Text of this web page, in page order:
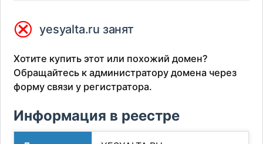
⮿ yesyalta.ru занят
Хотите купить этот или похожий домен?
Обращайтесь к администратору домена через
форму связи у регистратора.
Информация в реестре